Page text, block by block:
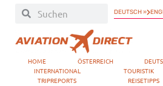
DEUTSCH »
HOME ÖSTERREICH
INTERNATIONAL
TOURISTIK
TRIPREPORTS
REISETIPPS